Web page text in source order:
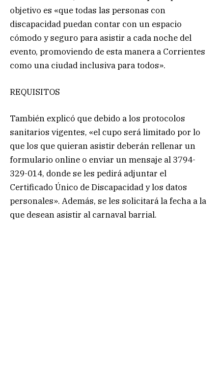
objetivo es «que todas las personas con
discapacidad puedan contar con un espacio
cómodo y seguro para asistir a cada noche del
evento, promoviendo de esta manera a Corrientes
como una ciudad inclusiva para todos».
REQUISITOS
También explicó que debido a los protocolos
sanitarios vigentes, «el cupo será limitado por lo
que los que quieran asistir deberán rellenar un
formulario online o enviar un mensaje al 3794-
329-014, donde se les pedirá adjuntar el
Certificado Único de Discapacidad y los datos
personales». Además, se les solicitará la fecha a la
que desean asistir al carnaval barrial.